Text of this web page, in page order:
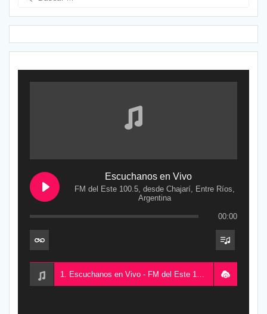
Escuchanos en Vivo
FM del Este 100.5, desde Chajarí, Entre Ríos,
Argentina
00:00
1. Escuchanos en Vivo - FM del Este 100.5, desde Chajarí, Entre Ríos, Argentina